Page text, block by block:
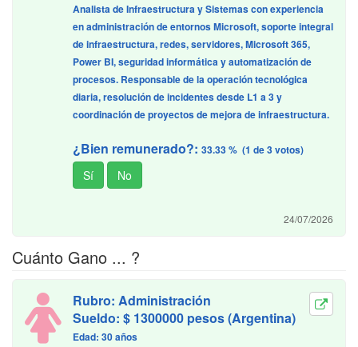
Analista de Infraestructura y Sistemas con experiencia
en administración de entornos Microsoft, soporte integral
de infraestructura, redes, servidores, Microsoft 365,
Power BI, seguridad informática y automatización de
procesos. Responsable de la operación tecnológica
diaria, resolución de incidentes desde L1 a 3 y
coordinación de proyectos de mejora de infraestructura.
¿Bien remunerado?: 33.33 % (1 de 3 votos)
24/07/2026
Cuánto Gano ... ?
Rubro: Administración
Sueldo: $ 1300000 pesos (Argentina)
Edad: 30 años